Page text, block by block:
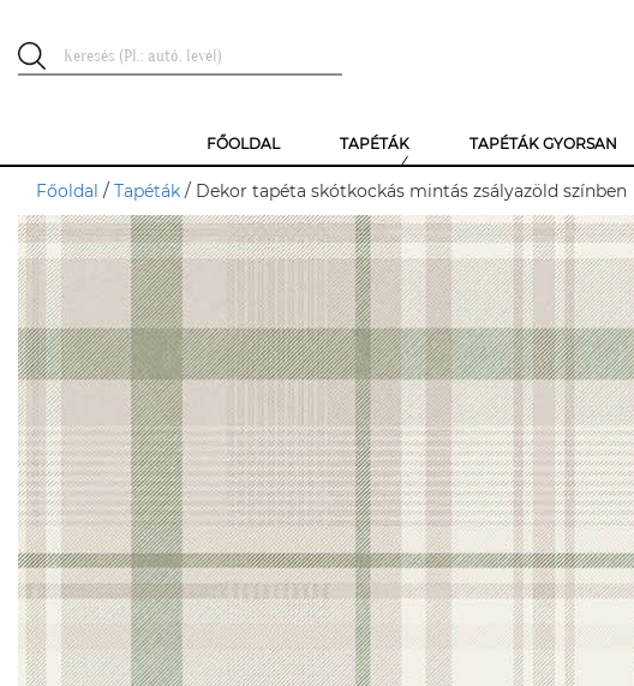
FŐOLDAL TAPÉTÁK TAPÉTÁK GYORSAN
Főoldal / Tapéták / Dekor tapéta skótkockás mintás zsályazöld színben